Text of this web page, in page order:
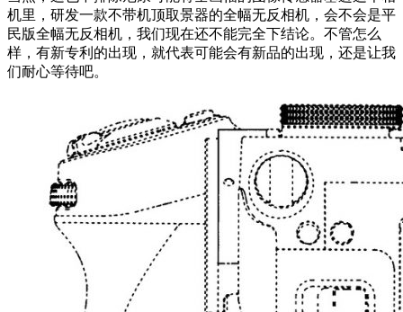
机里，研发一款不带机顶取景器的全幅无反相机，会不会是平
民版全幅无反相机，我们现在还不能完全下结论。不管怎么
样，有新专利的出现，就代表可能会有新品的出现，还是让我
们耐心等待吧。